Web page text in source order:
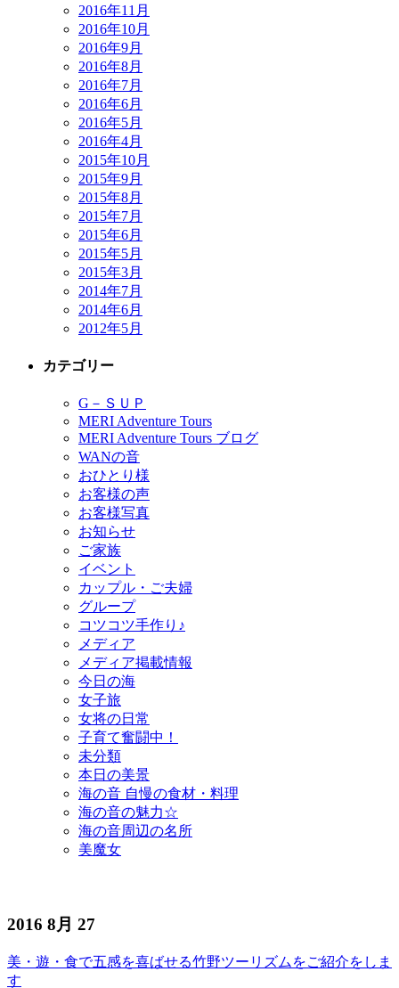
2016年11月
2016年10月
2016年9月
2016年8月
2016年7月
2016年6月
2016年5月
2016年4月
2015年10月
2015年9月
2015年8月
2015年7月
2015年6月
2015年5月
2015年3月
2014年7月
2014年6月
2012年5月
カテゴリー
G－ＳＵＰ
MERI Adventure Tours
MERI Adventure Tours ブログ
WANの音
おひとり様
お客様の声
お客様写真
お知らせ
ご家族
イベント
カップル・ご夫婦
グループ
コツコツ手作り♪
メディア
メディア掲載情報
今日の海
女子旅
女将の日常
子育て奮闘中！
未分類
本日の美景
海の音 自慢の食材・料理
海の音の魅力☆
海の音周辺の名所
美魔女
2016 8月 27
美・遊・食で五感を喜ばせる竹野ツーリズムをご紹介をしま
す